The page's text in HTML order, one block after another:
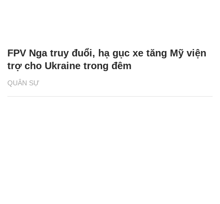
QUÂN SỰ
FPV Nga truy đuổi, hạ gục xe tăng Mỹ viện
trợ cho Ukraine trong đêm